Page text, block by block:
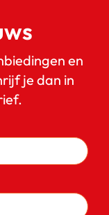
en
je dan in